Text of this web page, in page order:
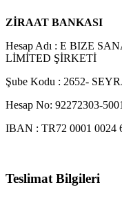
ZİRAAT BANKASI
Hesap Adı : E BIZE
LİMİTED ŞİRKETİ
Şube Kodu : 2652-
Hesap No: 92272303-5001
IBAN : TR72 0001 0024
Teslimat Bilgileri